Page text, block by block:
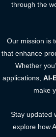
through the
Our mission is
that enhance
Whether
applications, AI-
make
Stay updated
explore how